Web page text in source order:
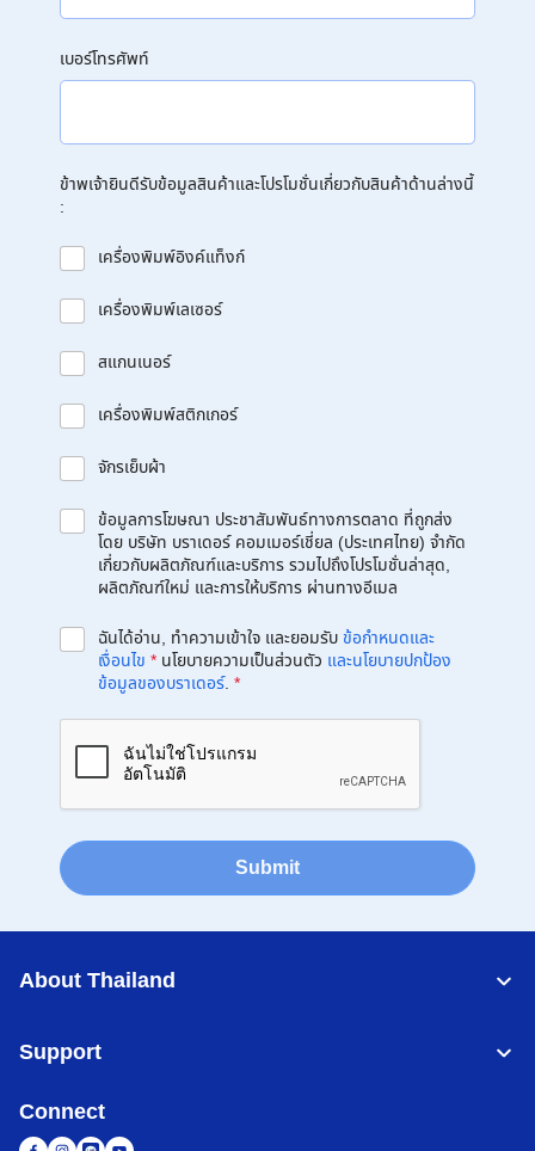
เบอร์โทรศัพท์
ข้าพเจ้ายินดีรับข้อมูลสินค้าและโปรโมชั่นเกี่ยวกับสินค้าด้านล่างนี้
:
เครื่องพิมพ์อิงค์แท็งก์
เครื่องพิมพ์เลเซอร์
สแกนเนอร์
เครื่องพิมพ์สติกเกอร์
จักรเย็บผ้า
ข้อมูลการโฆษณา ประชาสัมพันธ์ทางการตลาด ที่ถูกส่ง
โดย บริษัท บราเดอร์ คอมเมอร์เชี่ยล (ประเทศไทย) จำกัด
เกี่ยวกับผลิตภัณฑ์และบริการ รวมไปถึงโปรโมชั่นล่าสุด,
ผลิตภัณฑ์ใหม่ และการให้บริการ ผ่านทางอีเมล
ฉันได้อ่าน, ทำความเข้าใจ และยอมรับข้อกำหนดและ
เงื่อนไข * นโยบายความเป็นส่วนตัว และนโยบายปกป้อง
ข้อมูลของบราเดอร์. *
Submit
About Thailand
Support
Connect